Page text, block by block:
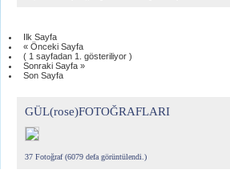
Ilk Sayfa
« Önceki Sayfa
( 1 sayfadan 1. gösteriliyor )
Sonraki Sayfa »
Son Sayfa
GÜL(rose)FOTOĞRAFLARI
37 Fotoğraf (6079 defa görüntülendi.)